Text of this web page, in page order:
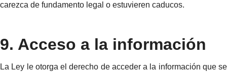
carezca de fundamento legal o estuvieren caducos.
9. Acceso a la información
La Ley le otorga el derecho de acceder a la información que se